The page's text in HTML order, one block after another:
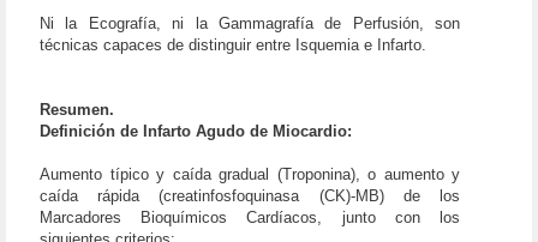
Ni la Ecografía, ni la Gammagrafía de Perfusión, son
técnicas capaces de distinguir entre Isquemia e Infarto.
Resumen.
Definición de Infarto Agudo de Miocardio:
Aumento típico y caída gradual (Troponina), o aumento y
caída rápida (creatinfosfoquinasa (CK)-MB) de los
Marcadores Bioquímicos Cardíacos, junto con los